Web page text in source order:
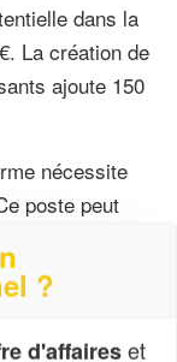
dans la
La création de
ajoute 150
nécessite
poste peut
du
?
d'affaireset